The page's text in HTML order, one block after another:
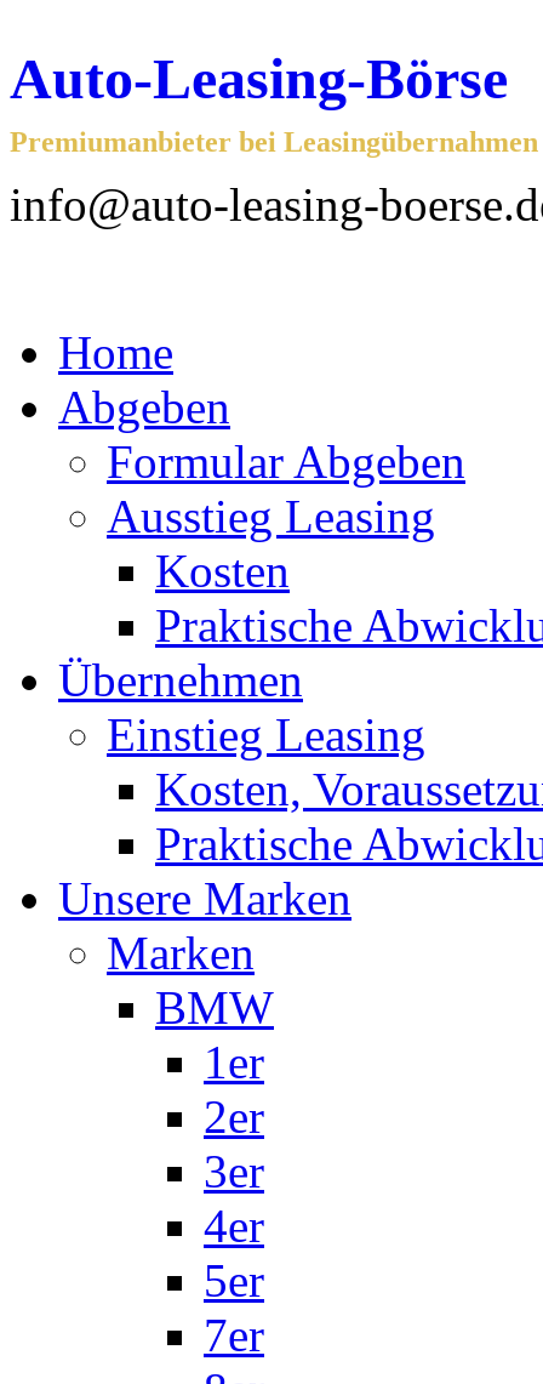
Auto-Leasing-Börse
Premiumanbieter bei
info@auto-leasing-
Home
Abgeben
Formular Abgeben
Ausstieg Leasing
Kosten
Praktische
Übernehmen
Einstieg Leasing
Kosten,
Praktische
Unsere Marken
Marken
BMW
1er
2er
3er
4er
5er
7er